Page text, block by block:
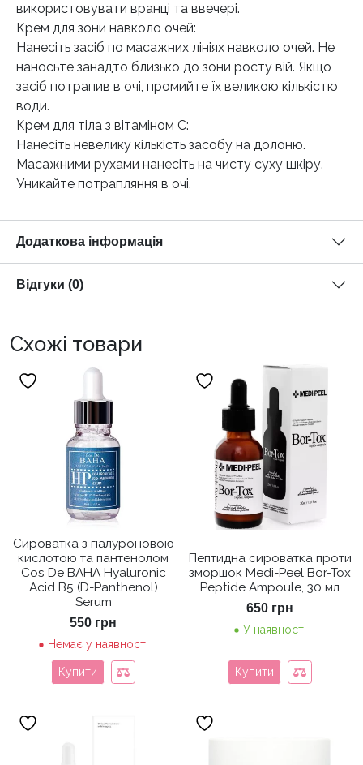
використовувати вранці та ввечері.
Крем для зони навколо очей:
Нанесіть засіб по масажних лініях навколо очей. Не
наносьте занадто близько до зони росту вій. Якщо
засіб потрапив в очі, промийте їх великою кількістю
води.
Крем для тіла з вітаміном С:
Нанесіть невелику кількість засобу на долоню.
Масажними рухами нанесіть на чисту суху шкіру.
Уникайте потрапляння в очі.
Додаткова інформація
Відгуки (0)
Схожі товари
Сироватка з гіалуроновою
кислотою та пантенолом
Cos De BAHA Hyaluronic
Acid B5 (D-Panthenol)
Serum
550 грн
Немає у наявності
Купити
Пептидна сироватка проти
зморшок Medi-Peel Bor-Tox
Peptide Ampoule, 30 мл
650 грн
У наявності
Купити